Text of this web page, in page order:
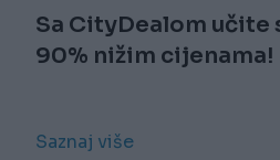
Sa CityDealom učite
90% nižim cijenama!
Saznaj više